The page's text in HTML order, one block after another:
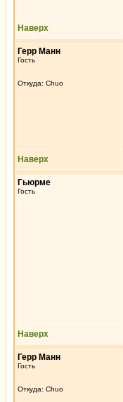
Наверх
Герр Манн
Гость
Откуда: Chuo
Наверх
Гьюрме
Гость
Наверх
Герр Манн
Гость
Откуда: Chuo